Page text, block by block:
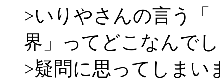
>いりやさんの言う「
界」ってどこなんで
>疑問に思ってしまい